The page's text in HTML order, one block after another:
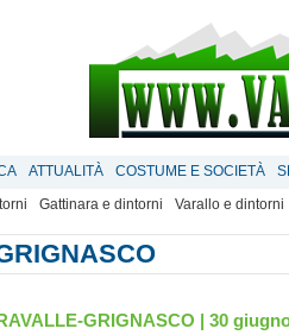
ATTUALITÀ COSTUME E SOCIETÀ
Gattinara e dintorni Varallo e dintorni
GRIGNASCO | 30